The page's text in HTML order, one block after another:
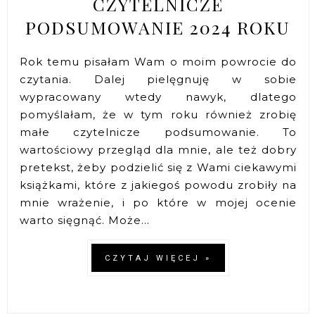
PODSUMOWANIE 2024 ROKU
Rok temu pisałam Wam o moim powrocie do
czytania. Dalej pielęgnuję w sobie
wypracowany wtedy nawyk, dlatego
pomyślałam, że w tym roku również zrobię
małe czytelnicze podsumowanie. To
wartościowy przegląd dla mnie, ale też dobry
pretekst, żeby podzielić się z Wami ciekawymi
książkami, które z jakiegoś powodu zrobiły na
mnie wrażenie, i po które w mojej ocenie
warto sięgnąć. Może...
CZYTAJ WIĘCEJ »